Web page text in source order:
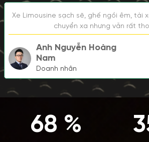
Xe Limousine sạch sẽ, ghế ngồi êm, tài
chuyển xa nhưng vẫn rất
Anh Nguyễn Hoàng
Nam
Doanh nhân
95 %